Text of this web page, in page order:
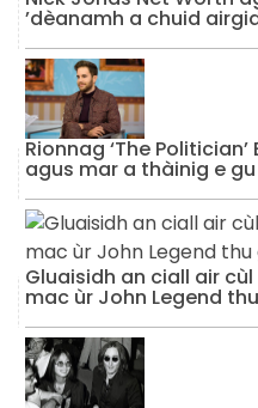
’dèanamh a chuid
Rionnag ‘The
agus mar a thàinig e
Gluaisidh an ciall air
mac ùr John Legend